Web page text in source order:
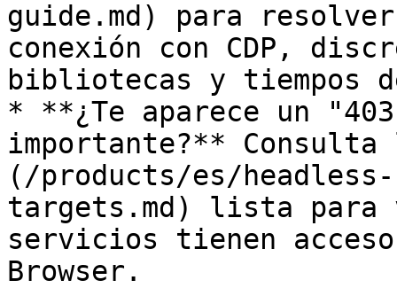
guide.md) para resolver
conexión con CDP,
bibliotecas y tiempos
* **¿Te aparece un
importante?**
(/products/es/
targets.md) lista para
servicios tienen
Browser.